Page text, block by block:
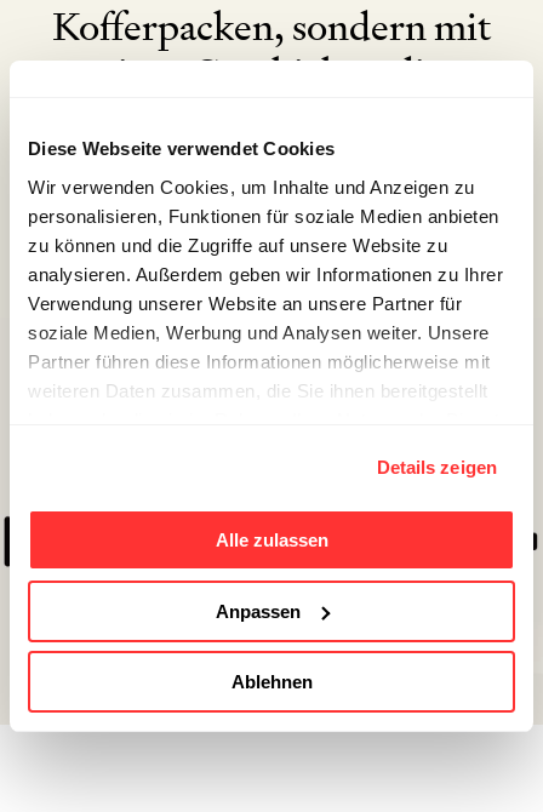
Diese Webseite verwendet Cookies
Wir verwenden Cookies, um Inhalte und Anzeigen zu
personalisieren, Funktionen für soziale Medien anbieten
zu können und die Zugriffe auf unsere Website zu
analysieren. Außerdem geben wir Informationen zu Ihrer
Verwendung unserer Website an unsere Partner für
soziale Medien, Werbung und Analysen weiter. Unsere
Partner führen diese Informationen möglicherweise mit
weiteren Daten zusammen, die Sie ihnen bereitgestellt
Details zeigen
Alle zulassen
Anpassen
Ablehnen
Kofferpacken, sondern mit
einer Geschichte, die
Jetzt reinhören